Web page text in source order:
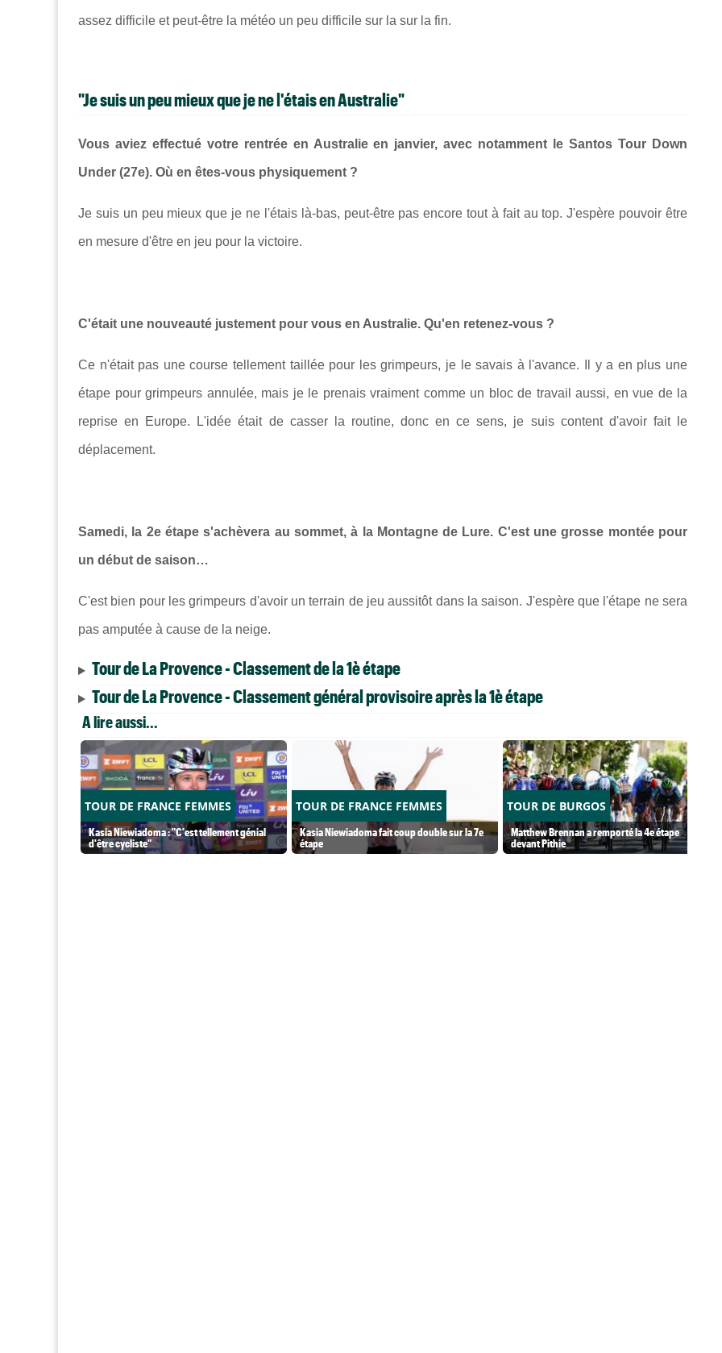
assez difficile et peut-être la météo un peu difficile sur la sur la fin.
"Je suis un peu mieux que je ne l'étais en Australie"
Vous aviez effectué votre rentrée en Australie en janvier, avec notamment le Santos Tour Down
Under (27e). Où en êtes-vous physiquement ?
Je suis un peu mieux que je ne l'étais là-bas, peut-être pas encore tout à fait au top. J'espère pouvoir être
en mesure d'être en jeu pour la victoire.
C'était une nouveauté justement pour vous en Australie. Qu'en retenez-vous ?
Ce n'était pas une course tellement taillée pour les grimpeurs, je le savais à l'avance. Il y a en plus une
étape pour grimpeurs annulée, mais je le prenais vraiment comme un bloc de travail aussi, en vue de la
reprise en Europe. L'idée était de casser la routine, donc en ce sens, je suis content d'avoir fait le
déplacement.
Samedi, la 2e étape s'achèvera au sommet, à la Montagne de Lure. C'est une grosse montée pour
un début de saison…
C'est bien pour les grimpeurs d'avoir un terrain de jeu aussitôt dans la saison. J'espère que l'étape ne sera
pas amputée à cause de la neige.
Tour de La Provence - Classement de la 1è étape
Tour de La Provence - Classement général provisoire après la 1è étape
A lire aussi...
TOUR DE FRANCE FEMMES
Kasia Niewiadoma : "C'est tellement génial
d'être cycliste"
TOUR DE FRANCE FEMMES
Kasia Niewiadoma fait coup double sur la 7e
étape
TOUR DE BURGOS
Matthew Brennan a remporté la 4e étape
devant Pithie